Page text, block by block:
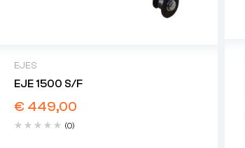
EJES
EJE 1500 S/F
€ 449,00
(0)